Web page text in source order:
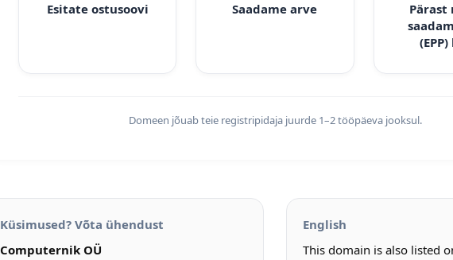
Esitate ostusoovi Saadame arve
Pärast
Domeen jõuab teie registripidaja juurde 1–2 tööpäeva jooksul.
Küsimused? Võta ühendust
Computernik OÜ
English
This domain is also listed